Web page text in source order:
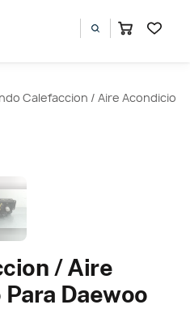
Calefaccion / Aire
/ Aire
Daewoo